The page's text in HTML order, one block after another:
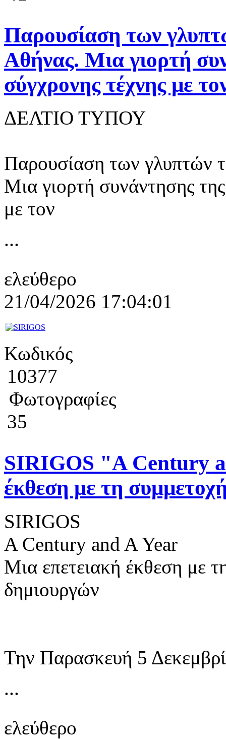
Παρουσίαση των
Αθήνας. Μια γιορτή
σύγχρονης τέχνης με
ΔΕΛΤΙΟ ΤΥΠΟΥ
Παρουσίαση των γλυπτών
Μια γιορτή συνάντησης
με τον
...
ελεύθερο
21/04/2026 17:04:01
Κωδικός
10377
Φωτογραφίες
35
SIRIGOS "Α Century
έκθεση με τη
SIRIGOS
Α Century and A Year
Μια επετειακή έκθεση με
δημιουργών
Την Παρασκευή 5
...
ελεύθερο